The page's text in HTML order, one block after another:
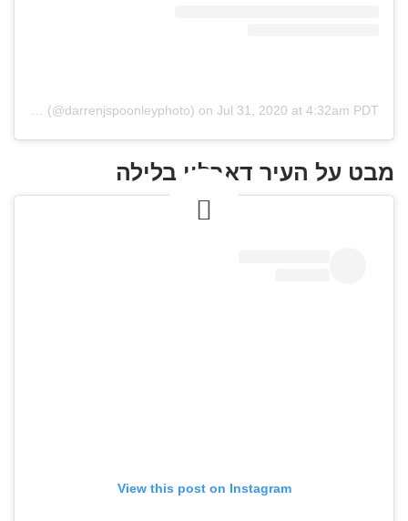
(@darrenjspoonleyphoto) on Jul 31, 2020 at 4:32am PDT
מבט על העיר דאבלין בלילה
View this post on Instagram